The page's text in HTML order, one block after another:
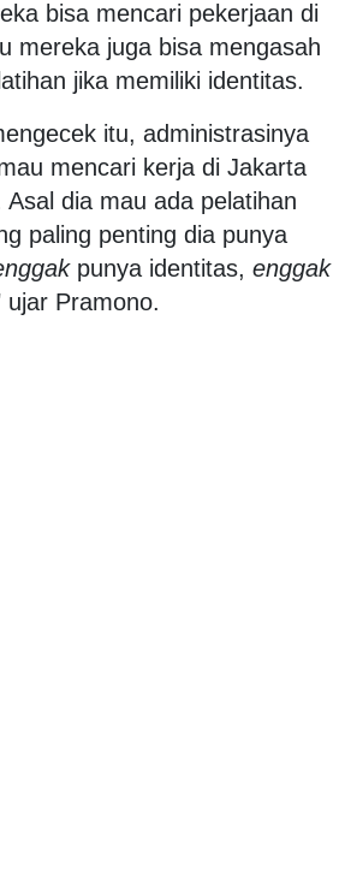
bisa mencari pekerjaan di
mereka juga bisa mengasah
jika memiliki identitas.
itu, administrasinya
mencari kerja di Jakarta
dia mau ada pelatihan
paling penting dia punya
punya identitas, enggak
Pramono.